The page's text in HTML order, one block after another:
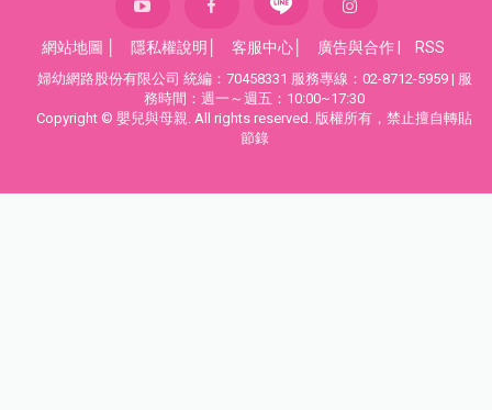
網站地圖 隱私權說明 客服中心 廣告與合作 RSS
婦幼網路股份有限公司 統編：70458331 服務專線：02-8712-5959 | 服
務時間：週一～週五：10:00~17:30
Copyright © 嬰兒與母親. All rights reserved. 版權所有，禁止擅自轉貼
節錄